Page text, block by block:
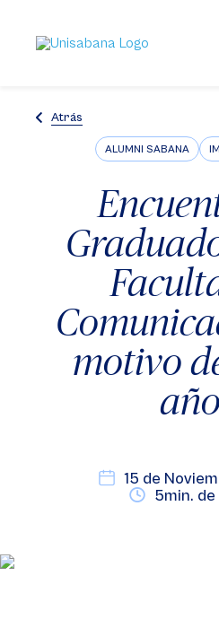
contenido
principal
Atrás
ALUMNI SABANA
motivo
15 de
5min.